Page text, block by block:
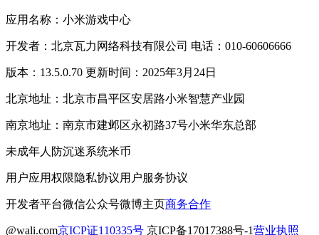
应用名称：小米游戏中心
开发者：北京瓦力网络科技有限公司 电话：010-60606666
版本：13.5.0.70 更新时间：2025年3月24日
北京地址：北京市昌平区安居路小米智慧产业园
南京地址：南京市建邺区永初路37号小米华东总部
未成年人防沉迷系统米币
用户应用权限隐私协议用户服务协议
开发者平台微信公众号微博主页商务合作
@wali.com京ICP证110335号 京ICP备17017388号-1营业执照